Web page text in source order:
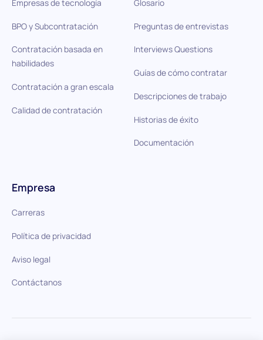
Empresas de tecnología
BPO y Subcontratación
Contratación basada en
habilidades
Contratación a gran escala
Calidad de contratación
Glosario
Preguntas de entrevistas
Interviews Questions
Guías de cómo contratar
Descripciones de trabajo
Historias de éxito
Documentación
Empresa
Carreras
Política de privacidad
Aviso legal
Contáctanos